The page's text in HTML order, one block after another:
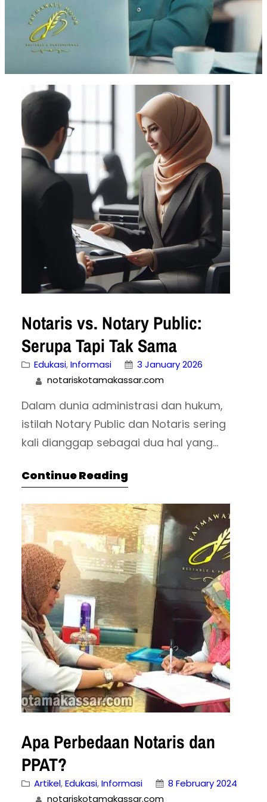
Notaris vs. Notary Public:
Serupa Tapi Tak Sama
Edukasi, Informasi
3 January 2026
notariskotamakassar.com
Dalam dunia administrasi dan hukum,
istilah Notary Public dan Notaris sering
kali dianggap sebagai dua hal yang
mengurus dokumen beasiswa ke luar
dokumen imigrasi sering bertanya:
“Apakah saya harus ke Notary Public atau
ke Notaris?” Kesalahpahaman ini sangat
wajar karena dalam penerjemahan
bahasa Inggris, Notaris…
Continue Reading
Apa Perbedaan Notaris dan
PPAT?
Artikel, Edukasi, Informasi
8 February 2024
notariskotamakassar.com